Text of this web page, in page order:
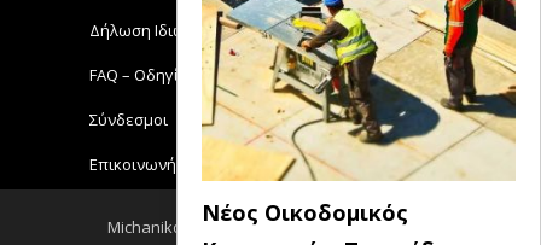
Νέος Οικοδομικός
Δήλωση Ιδιωτικότητας
FAQ – Οδηγίες Χρήσης
Σύνδεσμοι
Επικοινωνήστε με το Michanikos-Online
Michanikos-Online 2018 - All Rights Reserved